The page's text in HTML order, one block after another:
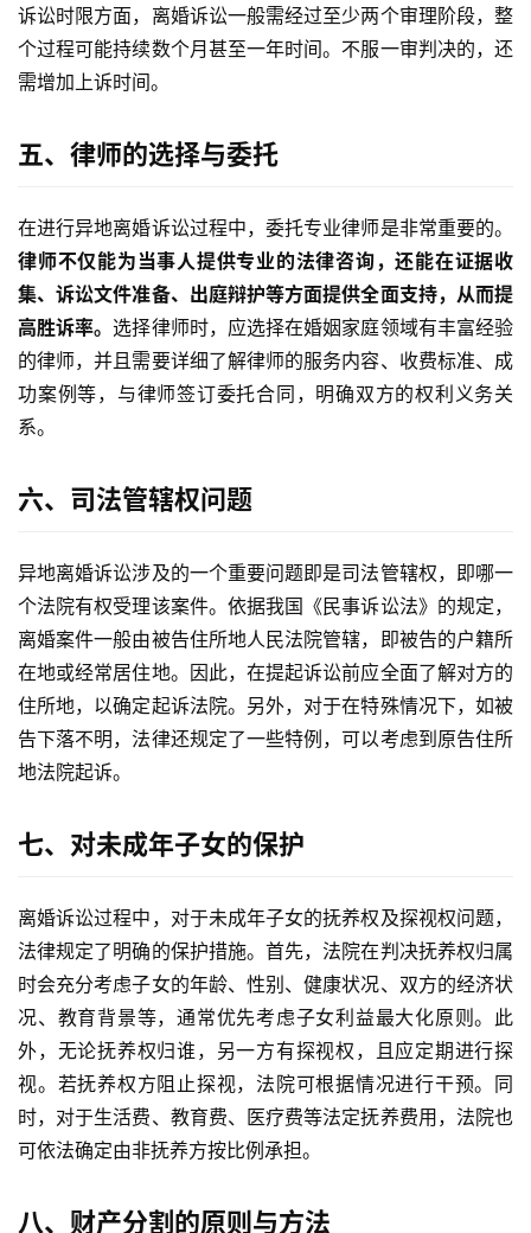
诉讼时限方面，离婚诉讼一般需经过至少两个审理阶段，整
个过程可能持续数个月甚至一年时间。不服一审判决的，还
需增加上诉时间。
五、律师的选择与委托
在进行异地离婚诉讼过程中，委托专业律师是非常重要的。
律师不仅能为当事人提供专业的法律咨询，还能在证据收
集、诉讼文件准备、出庭辩护等方面提供全面支持，从而提
高胜诉率。选择律师时，应选择在婚姻家庭领域有丰富经验
的律师，并且需要详细了解律师的服务内容、收费标准、成
功案例等，与律师签订委托合同，明确双方的权利义务关
系。
六、司法管辖权问题
异地离婚诉讼涉及的一个重要问题即是司法管辖权，即哪一
个法院有权受理该案件。依据我国《民事诉讼法》的规定，
离婚案件一般由被告住所地人民法院管辖，即被告的户籍所
在地或经常居住地。因此，在提起诉讼前应全面了解对方的
住所地，以确定起诉法院。另外，对于在特殊情况下，如被
告下落不明，法律还规定了一些特例，可以考虑到原告住所
地法院起诉。
七、对未成年子女的保护
离婚诉讼过程中，对于未成年子女的抚养权及探视权问题，
法律规定了明确的保护措施。首先，法院在判决抚养权归属
时会充分考虑子女的年龄、性别、健康状况、双方的经济状
况、教育背景等，通常优先考虑子女利益最大化原则。此
外，无论抚养权归谁，另一方有探视权，且应定期进行探
视。若抚养权方阻止探视，法院可根据情况进行干预。同
时，对于生活费、教育费、医疗费等法定抚养费用，法院也
可依法确定由非抚养方按比例承担。
八、财产分割的原则与方法